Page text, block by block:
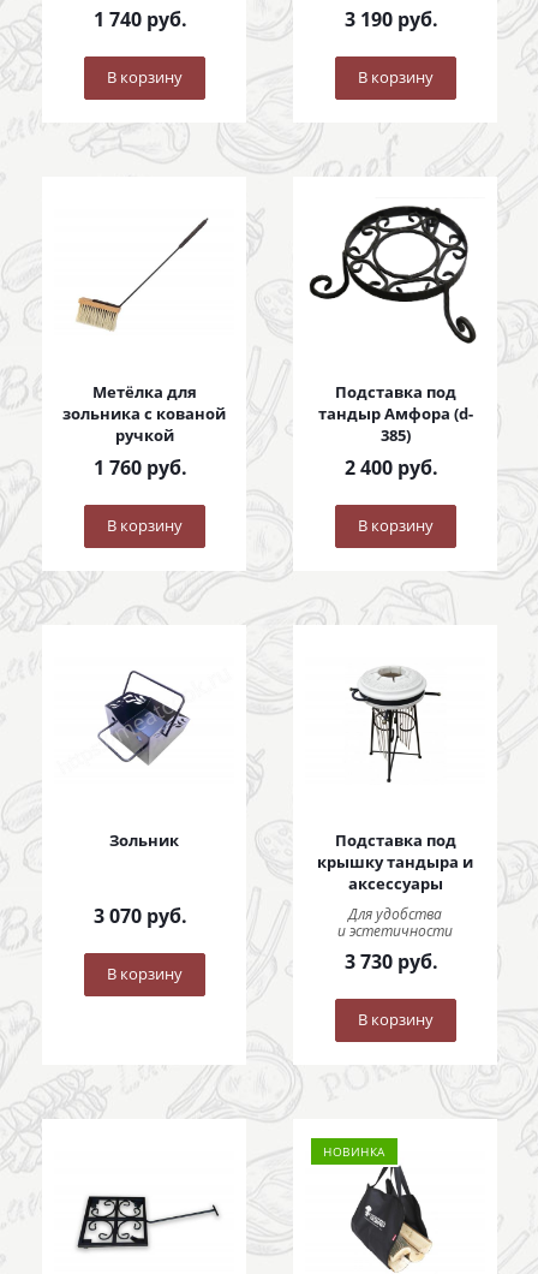
1 740руб.
В корзину
3 190руб.
В корзину
Метёлка для
зольника с кованой
ручкой
1 760руб.
В корзину
Подставка под
тандыр Амфора (d-
385)
2 400руб.
В корзину
Зольник
3 070руб.
В корзину
Подставка под
крышку тандыра и
аксессуары
Для удобства
и эстетичности
3 730руб.
В корзину
НОВИНКА